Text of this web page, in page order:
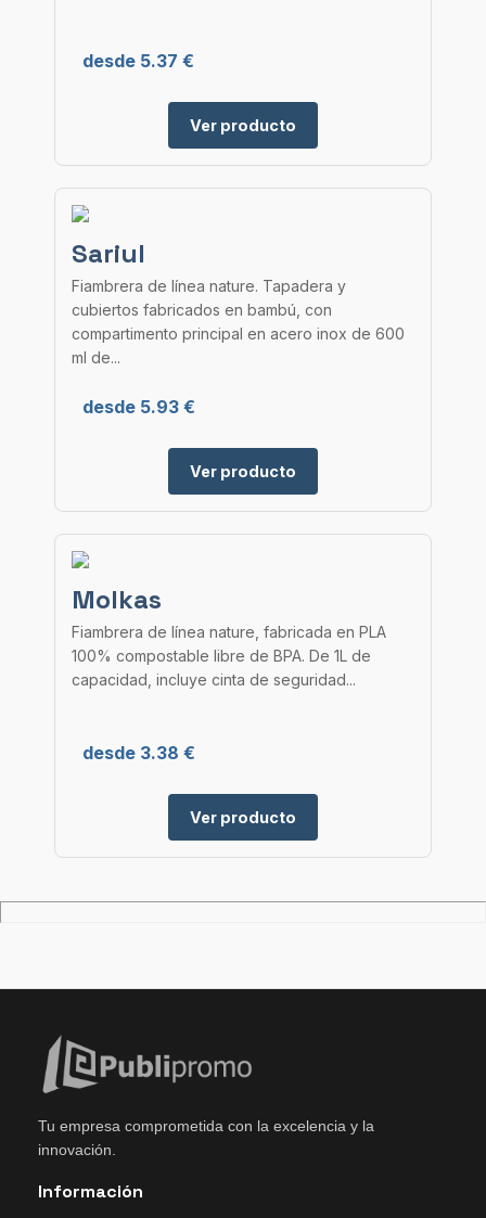
desde 5.37 €
Ver producto
Sariul
Fiambrera de línea nature. Tapadera y
cubiertos fabricados en bambú, con
compartimento principal en acero inox de 600
ml de...
desde 5.93 €
Ver producto
Molkas
Fiambrera de línea nature, fabricada en PLA
100% compostable libre de BPA. De 1L de
capacidad, incluye cinta de seguridad...
desde 3.38 €
Ver producto
Tu empresa comprometida con la excelencia y la
innovación.
Información